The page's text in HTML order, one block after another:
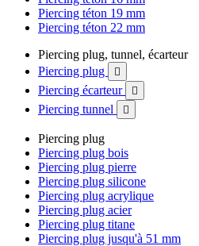
Piercing téton 19 mm
Piercing téton 22 mm
Piercing plug, tunnel, écarteur
Piercing plug

Piercing écarteur 
Piercing tunnel 
Piercing plug
Piercing plug bois
Piercing plug pierre
Piercing plug silicone
Piercing plug acrylique
Piercing plug acier
Piercing plug titane
Piercing plug jusqu'à 51 mm